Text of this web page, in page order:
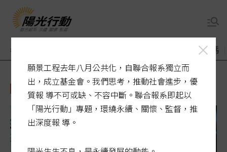
老了醫療誰來顧 敬老卡競相加碼
台股
願景工程去年八月公共化，自聯合報系獨立而
出，成立基金會。我們思考，推動社會進步，優
質報 導不可或缺、不容中斷。聯合報系即起以
「陽光行動」專題，環繞永續、關懷、監督，推
出深度報 導。